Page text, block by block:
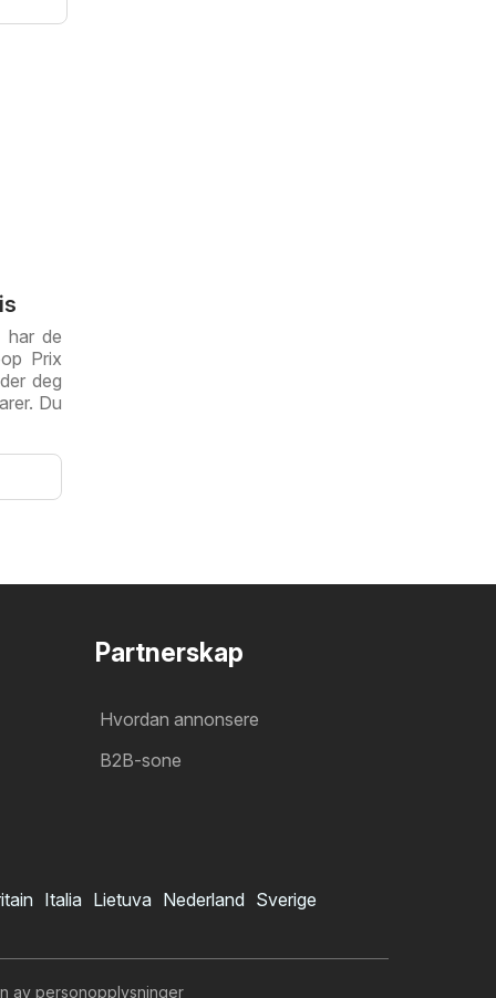
har de
Prix
deg
Du
Partnerskap
Hvordan annonsere
B2B-sone
Italia Lietuva Nederland Sverige
av personopplysninger